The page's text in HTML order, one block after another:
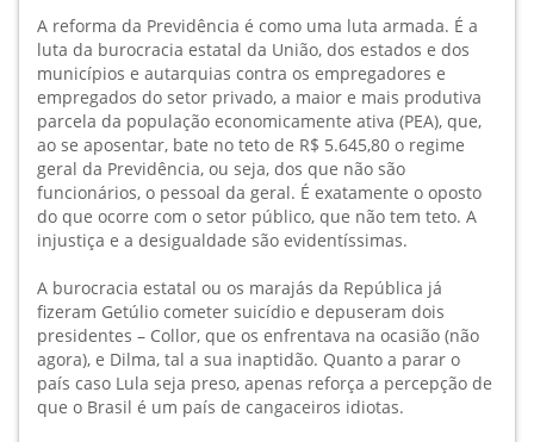
A reforma da Previdência é como uma luta armada. É a
luta da burocracia estatal da União, dos estados e dos
municípios e autarquias contra os empregadores e
empregados do setor privado, a maior e mais produtiva
parcela da população economicamente ativa (PEA), que,
ao se aposentar, bate no teto de R$ 5.645,80 o regime
geral da Previdência, ou seja, dos que não são
funcionários, o pessoal da geral. É exatamente o oposto
do que ocorre com o setor público, que não tem teto. A
injustiça e a desigualdade são evidentíssimas.
A burocracia estatal ou os marajás da República já
fizeram Getúlio cometer suicídio e depuseram dois
presidentes – Collor, que os enfrentava na ocasião (não
agora), e Dilma, tal a sua inaptidão. Quanto a parar o
país caso Lula seja preso, apenas reforça a percepção de
que o Brasil é um país de cangaceiros idiotas.